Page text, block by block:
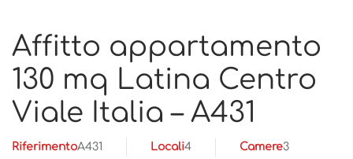
Affitto appartamento
130 mq Latina Centro
Viale Italia – A431
RiferimentoA431 Locali4 Camere3